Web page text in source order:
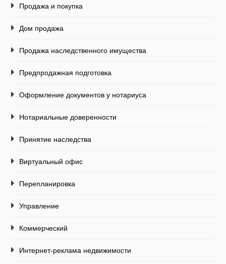
Продажа и покупка
Дом продажа
Продажа наследственного имущества
Предпродажная подготовка
Оформление документов у нотариуса
Нотариальные доверенности
Принятие наследства
Виртуальный офис
Перепланировка
Управление
Коммерческий
Интернет-реклама недвижимости